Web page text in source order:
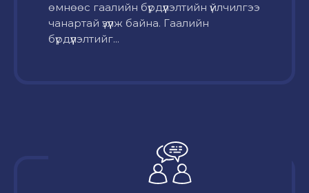
өмнөөс гаалийн бүрдүүлэлтийн үйлчилгээ
чанартай үзүүлж байна. Гаалийн
бүрдүүлэлтийг...